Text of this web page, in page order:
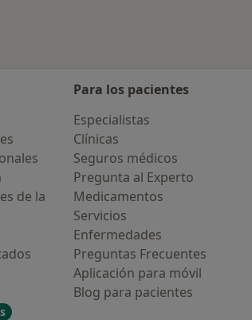
de la
Para los pacientes
Especialistas
Clínicas
Seguros médicos
Pregunta al Experto
Medicamentos
Servicios
Enfermedades
Preguntas Frecuentes
Aplicación para móvil
Blog para pacientes